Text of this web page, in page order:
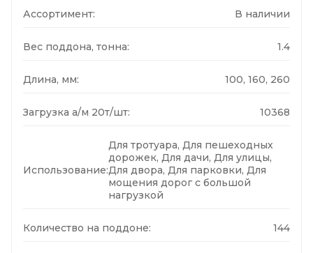
Ассортимент: В наличии
Вес поддона, тонна: 1.4
Длина, мм: 100, 160, 260
Загрузка а/м 20т/шт: 10368
Использование:
Для тротуара, Для пешеходных
дорожек, Для дачи, Для улицы,
Для двора, Для парковки, Для
мощения дорог с большой
нагрузкой
Количество на поддоне: 144